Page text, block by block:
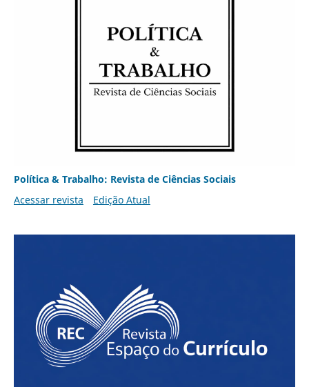
Política & Trabalho: Revista de Ciências Sociais
Acessar revista
Edição Atual